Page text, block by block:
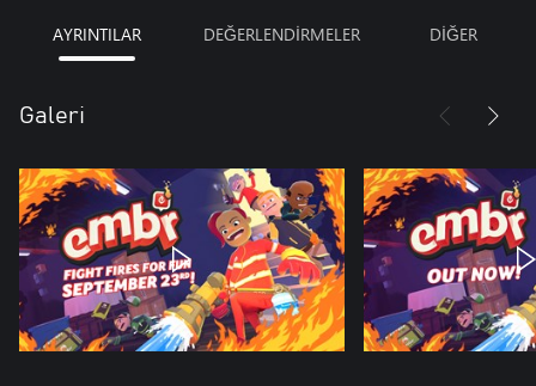
AYRINTILAR DEĞERLENDİRMELER DİĞER
Galeri